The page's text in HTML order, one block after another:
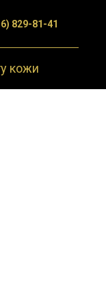
829-81-41
кожи